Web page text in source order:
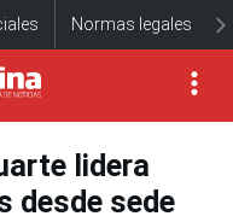
Normas legales
lidera
desde sede